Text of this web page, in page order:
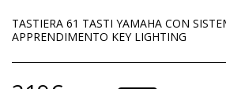
TASTIERA 61 TASTI YAMAHA CON
APPRENDIMENTO KEY LIGHTING